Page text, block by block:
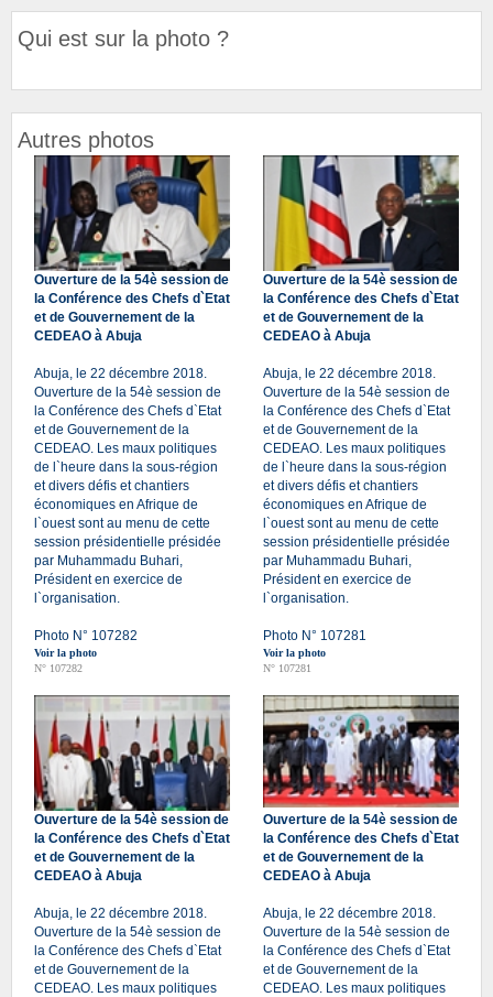
Qui est sur la photo ?
Autres photos
Ouverture de la 54è session de
la Conférence des Chefs d`Etat
et de Gouvernement de la
CEDEAO à Abuja
Abuja, le 22 décembre 2018.
Ouverture de la 54è session de
la Conférence des Chefs d`Etat
et de Gouvernement de la
CEDEAO. Les maux politiques
de l`heure dans la sous-région
et divers défis et chantiers
économiques en Afrique de
l`ouest sont au menu de cette
session présidentielle présidée
par Muhammadu Buhari,
Président en exercice de
l`organisation.
Photo N° 107282
Voir la photo
N° 107282
Ouverture de la 54è session de
la Conférence des Chefs d`Etat
et de Gouvernement de la
CEDEAO à Abuja
Abuja, le 22 décembre 2018.
Ouverture de la 54è session de
la Conférence des Chefs d`Etat
et de Gouvernement de la
CEDEAO. Les maux politiques
de l`heure dans la sous-région
et divers défis et chantiers
économiques en Afrique de
l`ouest sont au menu de cette
session présidentielle présidée
par Muhammadu Buhari,
Président en exercice de
l`organisation.
Photo N° 107281
Voir la photo
N° 107281
Ouverture de la 54è session de
la Conférence des Chefs d`Etat
et de Gouvernement de la
CEDEAO à Abuja
Abuja, le 22 décembre 2018.
Ouverture de la 54è session de
la Conférence des Chefs d`Etat
et de Gouvernement de la
CEDEAO. Les maux politiques
Ouverture de la 54è session de
la Conférence des Chefs d`Etat
et de Gouvernement de la
CEDEAO à Abuja
Abuja, le 22 décembre 2018.
Ouverture de la 54è session de
la Conférence des Chefs d`Etat
et de Gouvernement de la
CEDEAO. Les maux politiques